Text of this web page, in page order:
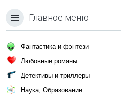
Главное меню
Фантастика и фэнтези
Любовные романы
Детективы и триллеры
Наука, Образование